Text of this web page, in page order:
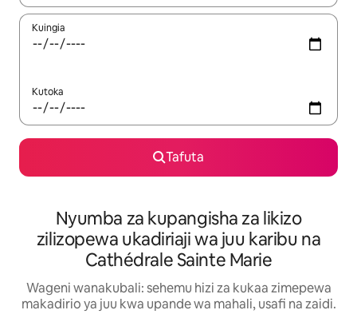
Kuingia
Kutoka
Tafuta
Nyumba za kupangisha za likizo
zilizopewa ukadiriaji wa juu karibu na
Cathédrale Sainte Marie
Wageni wanakubali: sehemu hizi za kukaa zimepewa
makadirio ya juu kwa upande wa mahali, usafi na zaidi.